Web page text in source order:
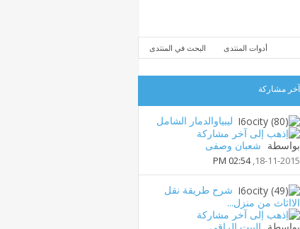
أدوات المنتدى البحث في المنتدى
آخر مشاركة
ليبياوالدمار الشامل
بواسطة شعبان وصفى
18-11-2015,
02:54 PM
شرح طريقة نقل
الااثاث من منزل...